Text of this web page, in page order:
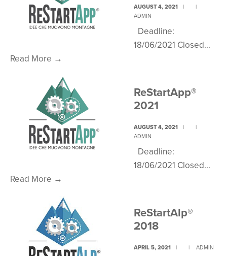
AUGUST 4, 2021 |
|
ADMIN
Deadline:
18/06/2021 Closed...
Read More →
Azienda®
2021
ReStartApp®
2021
AUGUST 4, 2021 |
|
ADMIN
Deadline:
18/06/2021 Closed...
Read More →
ReStartAlp®
2018
APRIL 5, 2021 | | ADMIN